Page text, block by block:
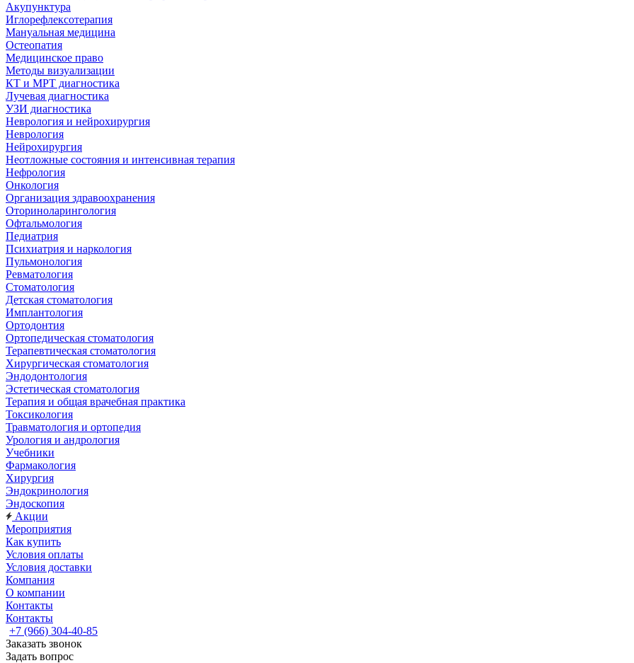
Акупунктура
Иглорефлексотерапия
Мануальная медицина
Остеопатия
Медицинское право
Методы визуализации
КТ и МРТ диагностика
Лучевая диагностика
УЗИ диагностика
Неврология и нейрохирургия
Неврология
Нейрохирургия
Неотложные состояния и интенсивная терапия
Нефрология
Онкология
Организация здравоохранения
Оториноларингология
Офтальмология
Педиатрия
Психиатрия и наркология
Пульмонология
Ревматология
Стоматология
Детская стоматология
Имплантология
Ортодонтия
Ортопедическая стоматология
Терапевтическая стоматология
Хирургическая стоматология
Эндодонтология
Эстетическая стоматология
Терапия и общая врачебная практика
Токсикология
Травматология и ортопедия
Урология и андрология
Учебники
Фармакология
Хирургия
Эндокринология
Эндоскопия
Акции
Мероприятия
Как купить
Условия оплаты
Условия доставки
Компания
О компании
Контакты
Контакты
+7 (966) 304-40-85
Заказать звонок
Задать вопрос